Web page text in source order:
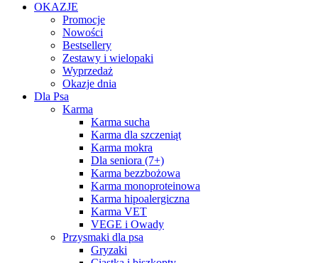
OKAZJE
Promocje
Nowości
Bestsellery
Zestawy i wielopaki
Wyprzedaż
Okazje dnia
Dla Psa
Karma
Karma sucha
Karma dla szczeniąt
Karma mokra
Dla seniora (7+)
Karma bezzbożowa
Karma monoproteinowa
Karma hipoalergiczna
Karma VET
VEGE i Owady
Przysmaki dla psa
Gryzaki